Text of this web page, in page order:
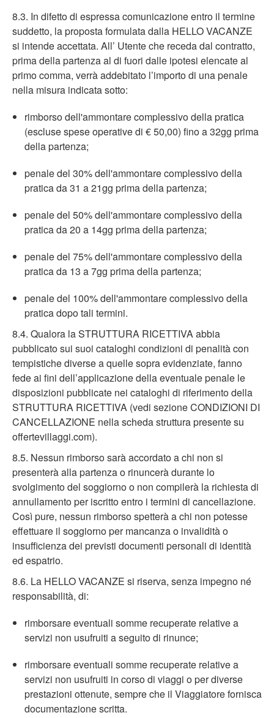
8.3. In difetto di espressa comunicazione entro il termine
suddetto, la proposta formulata dalla HELLO VACANZE
si intende accettata. All’ Utente che receda dal contratto,
prima della partenza al di fuori dalle ipotesi elencate al
primo comma, verrà addebitato l’importo di una penale
nella misura indicata sotto:
rimborso dell'ammontare complessivo della pratica
(escluse spese operative di € 50,00) fino a 32gg prima
della partenza;
penale del 30% dell'ammontare complessivo della
pratica da 31 a 21gg prima della partenza;
penale del 50% dell'ammontare complessivo della
pratica da 20 a 14gg prima della partenza;
penale del 75% dell'ammontare complessivo della
pratica da 13 a 7gg prima della partenza;
penale del 100% dell'ammontare complessivo della
pratica dopo tali termini.
8.4. Qualora la STRUTTURA RICETTIVA abbia
pubblicato sui suoi cataloghi condizioni di penalità con
tempistiche diverse a quelle sopra evidenziate, fanno
fede ai fini dell’applicazione della eventuale penale le
disposizioni pubblicate nei cataloghi di riferimento della
STRUTTURA RICETTIVA (vedi sezione CONDIZIONI DI
CANCELLAZIONE nella scheda struttura presente su
offertevillaggi.com).
8.5. Nessun rimborso sarà accordato a chi non si
presenterà alla partenza o rinuncerà durante lo
svolgimento del soggiorno o non compilerà la richiesta di
annullamento per iscritto entro i termini di cancellazione.
Così pure, nessun rimborso spetterà a chi non potesse
effettuare il soggiorno per mancanza o invalidità o
insufficienza dei previsti documenti personali di identità
ed espatrio.
8.6. La HELLO VACANZE si riserva, senza impegno né
responsabilità, di:
rimborsare eventuali somme recuperate relative a
servizi non usufruiti a seguito di rinunce;
rimborsare eventuali somme recuperate relative a
servizi non usufruiti in corso di viaggi o per diverse
prestazioni ottenute, sempre che il Viaggiatore fornisca
documentazione scritta.